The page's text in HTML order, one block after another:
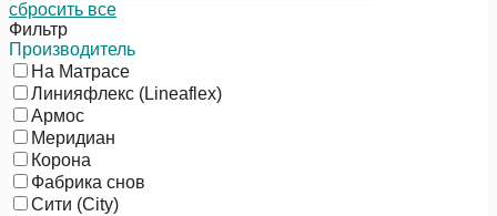
сбросить все
Фильтр
Производитель
На Матрасе
Линияфлекс (Lineaflex)
Армос
Меридиан
Корона
Фабрика снов
Сити (City)